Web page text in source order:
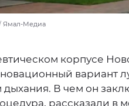
Ямал-Медиа
корпусе
вариант
В чем он
рассказали в